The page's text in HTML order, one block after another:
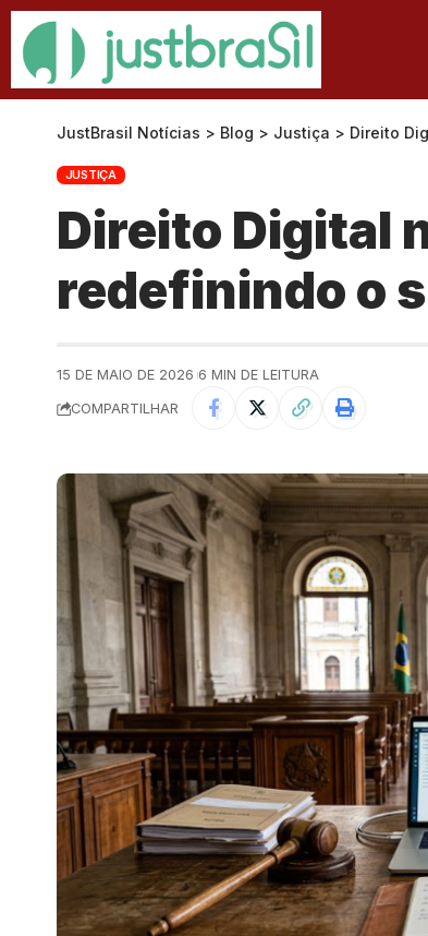
JustBrasil Notícias > Blog > Justiça > Direito
JUSTIÇA
Direito Digital
redefinindo o
15 DE MAIO DE 2026 6 MIN DE LEITURA
COMPARTILHAR